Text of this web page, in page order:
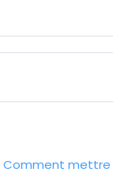
Comment mettre